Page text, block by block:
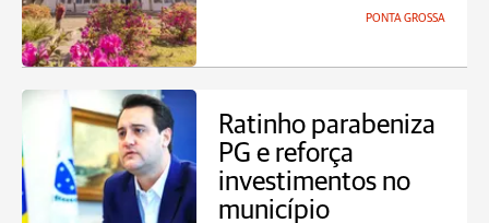
PONTA GROSSA
Ratinho parabeniza
PG e reforça
investimentos no
município